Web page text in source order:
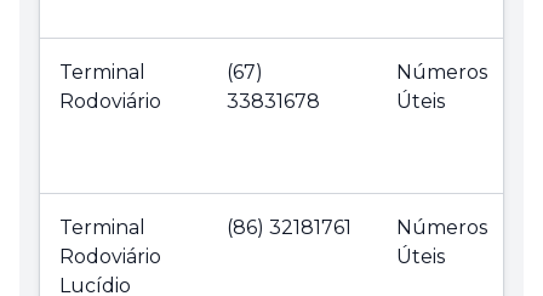
Terminal
Rodoviário
(67)
33831678
Números
Úteis
Terminal
Rodoviário
Lucídio
(86) 32181761
Números
Úteis